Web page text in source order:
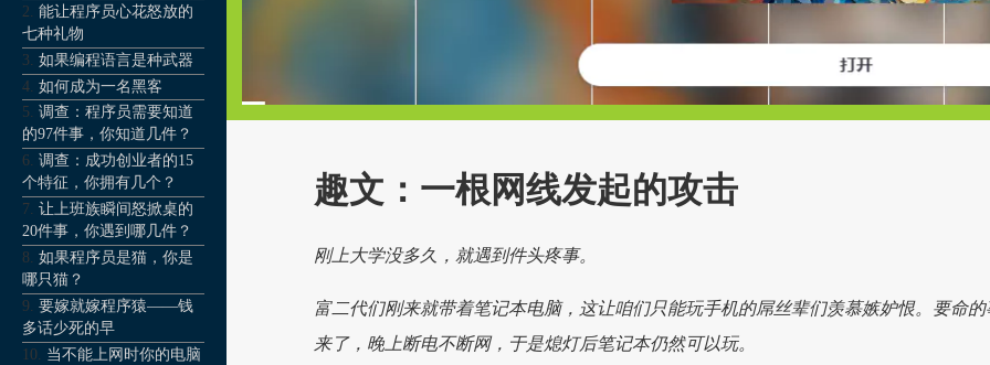
能让程序员心花怒放的
七种礼物
如果编程语言是种武器
如何成为一名黑客
调查：程序员需要知道
的97件事，你知道几件？
调查：成功创业者的15
个特征，你拥有几个？
让上班族瞬间怒掀桌的
20件事，你遇到哪几件？
如果程序员是猫，你是
哪只猫？
要嫁就嫁程序猿——钱
多话少死的早
当不能上网时你的电脑
趣文：一根网线发起的攻击
刚上大学没多久，就遇到件头疼事。
富二代们刚来就带着笔记本电脑，这让咱们只能玩手机的屌丝辈们羡慕嫉妒恨。要命的
来了，晚上断电不断网，于是熄灯后笔记本仍然可以玩。